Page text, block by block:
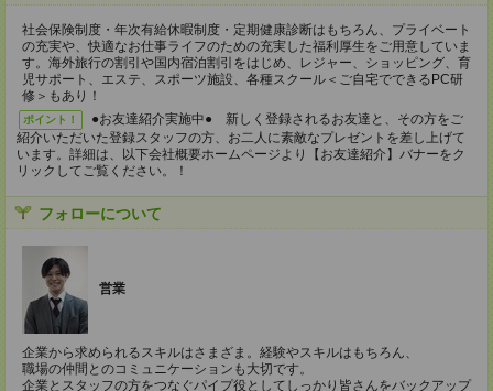
社会保険制度・年次有給休暇制度・定期健康診断はもちろん、プライベート
の充実や、快適なお仕事ライフのための充実した福利厚生をご用意していま
す。海外旅行の割引や国内宿泊割引をはじめ、レジャー、ショッピング、育
児サポート、エステ、スポーツ施設、各種スクール＜ご自宅でできるPC研
修＞もあり！
ポイント！
●お友達紹介実施中● 新しく登録されるお友達と、その方をご
紹介いただいた登録スタッフの方、お二人に素敵なプレゼントを差し上げて
います。詳細は、以下会社概要ホームページより【お友達紹介】バナーをク
リックしてご覧ください。！
フォローについて
営業
企業から求められるスキルはさまざま。経験やスキルはもちろん、
職場の仲間とのコミュニケーションも大切です。
企業とスタッフの方をつなぐパイプ役としてしっかり皆さんをバックアップ